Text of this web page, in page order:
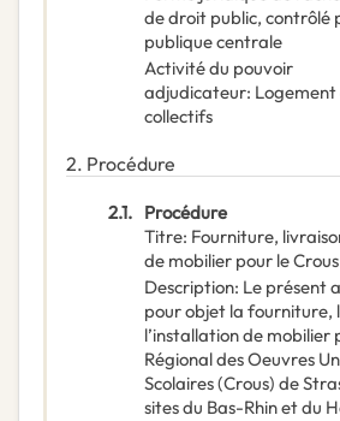
de droit public, contrôlé
publique centrale
Activité du pouvoir
adjudicateur:
collectifs
2. Procédure
2.1. Procédure
Titre: Fourniture,
de mobilier pour le
Description: Le présent
pour objet la fourniture,
l’installation de mobilier
Régional des Oeuvres
Scolaires (Crous) de
sites du Bas-Rhin et du